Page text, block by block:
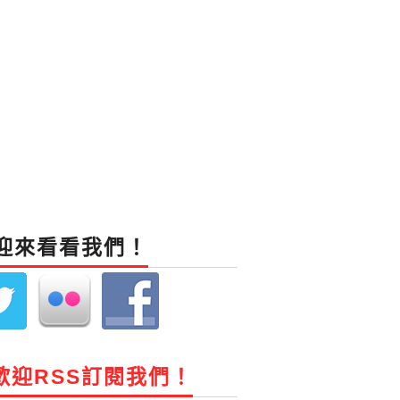
來看看我們！
迎RSS訂閱我們！